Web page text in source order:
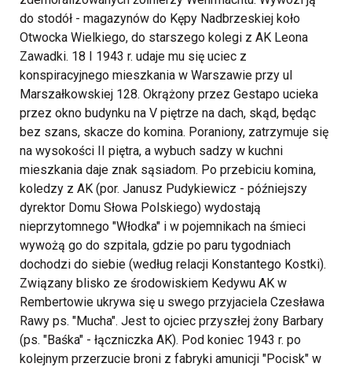
do stodół - magazynów do Kępy Nadbrzeskiej koło
Otwocka Wielkiego, do starszego kolegi z AK Leona
Zawadki. 18 I 1943 r. udaje mu się uciec z
konspiracyjnego mieszkania w Warszawie przy ul
Marszałkowskiej 128. Okrążony przez Gestapo ucieka
przez okno budynku na V piętrze na dach, skąd, będąc
bez szans, skacze do komina. Poraniony, zatrzymuje się
na wysokości II piętra, a wybuch sadzy w kuchni
mieszkania daje znak sąsiadom. Po przebiciu komina,
koledzy z AK (por. Janusz Pudykiewicz - późniejszy
dyrektor Domu Słowa Polskiego) wydostają
nieprzytomnego "Włodka" i w pojemnikach na śmieci
wywożą go do szpitala, gdzie po paru tygodniach
dochodzi do siebie (według relacji Konstantego Kostki).
Związany blisko ze środowiskiem Kedywu AK w
Rembertowie ukrywa się u swego przyjaciela Czesława
Rawy ps. "Mucha". Jest to ojciec przyszłej żony Barbary
(ps. "Baśka" - łączniczka AK). Pod koniec 1943 r. po
kolejnym przerzucie broni z fabryki amunicji "Pocisk" w